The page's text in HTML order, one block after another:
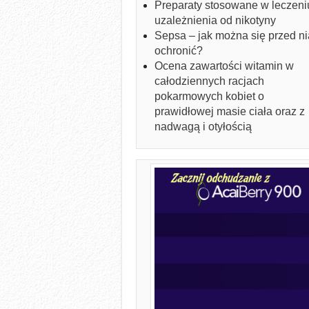
Preparaty stosowane w
uzależnienia od nikotyny
Sepsa – jak można się przed
ochronić?
Ocena zawartości witamin w
całodziennych racjach
pokarmowych kobiet o
prawidłowej masie ciała oraz z
nadwagą i otyłością